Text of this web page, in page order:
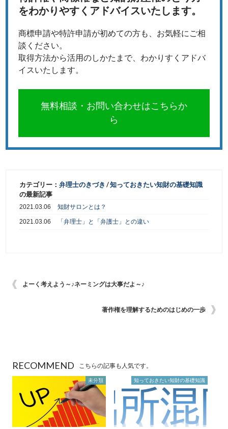
をわかりやすくアドバイスいたします。
商標申請や特許申請が初めての方も、お気軽にご相
談ください。
取得方法から活用のしかたまで、わかりすくアドバ
イスいたします。
無料相談・お問い合わせはこちらか
ら
カテゴリー： 弁理士のきづき /知っておきたい知財の基礎知識
の最新記事
2021.03.06 知財サロンとは？
2021.03.06 「弁理士」と「弁護士」との違い
よーく考えよう～♪ネーミングは大事だよ～♪
著作権を理解するためのはじめの一歩
RECOMMEND こちらの記事も人気です。
未分類 知っておきたい知財の基礎知識